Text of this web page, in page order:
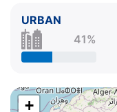
URBAN
41%
+